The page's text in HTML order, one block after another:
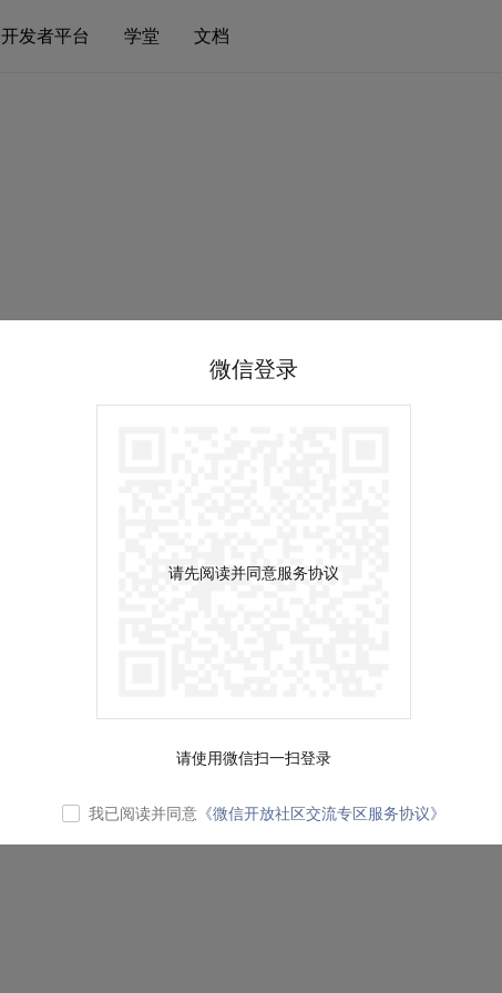
开发者平台 学堂 文档
微信登录
请先阅读并同意服务协议
请使用微信扫一扫登录
我已阅读并同意 《微信开放社区交流专区服务协议》